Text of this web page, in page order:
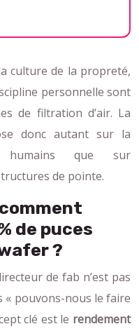
culture de la propreté,
personnelle sont
de filtration d’air. La
donc autant sur la
humains que sur
de pointe.
de puces
?
de fab n’est pas
« pouvons-nous le faire
clé est le rendement